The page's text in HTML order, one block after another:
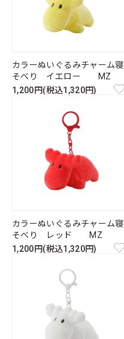
カラーぬいぐるみチャーム寝
そべり イエロー MZ
1,200円(税込1,320円)
カラーぬいぐるみチャーム寝
そべり レッド MZ
1,200円(税込1,320円)